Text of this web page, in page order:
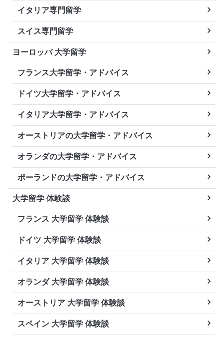
イタリア専門留学
スイス専門留学
ヨーロッパ 大学留学
フランス大学留学・アドバイス
ドイツ大学留学・アドバイス
イタリア大学留学・アドバイス
オーストリアの大学留学・アドバイス
オランダの大学留学・アドバイス
ポーランドの大学留学・アドバイス
大学留学 体験談
フランス 大学留学 体験談
ドイツ 大学留学 体験談
イタリア 大学留学 体験談
オランダ 大学留学 体験談
オーストリア 大学留学 体験談
スペイン 大学留学 体験談